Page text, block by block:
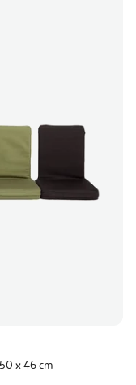
x 46 cm